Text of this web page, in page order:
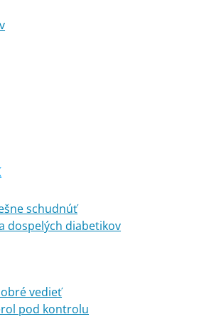
schudnúť
dospelých diabetikov
vedieť
pod kontrolu